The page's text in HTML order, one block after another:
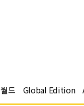
월드 Global Edition